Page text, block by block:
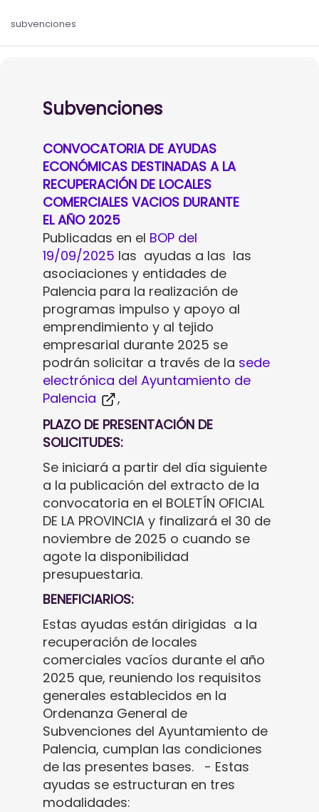
subvenciones
Subvenciones
CONVOCATORIA DE AYUDAS
ECONÓMICAS DESTINADAS A LA
RECUPERACIÓN DE LOCALES
COMERCIALES VACIOS DURANTE
EL AÑO 2025
Publicadas en el BOP del
19/09/2025 las ayudas a las las
asociaciones y entidades de
Palencia para la realización de
programas impulso y apoyo al
emprendimiento y al tejido
empresarial durante 2025 se
podrán solicitar a través de la sede
electrónica del Ayuntamiento de
Palencia
,
PLAZO DE PRESENTACIÓN DE
SOLICITUDES:
Se iniciará a partir del día siguiente
a la publicación del extracto de la
convocatoria en el BOLETÍN OFICIAL
DE LA PROVINCIA y finalizará el 30 de
noviembre de 2025 o cuando se
agote la disponibilidad
presupuestaria.
BENEFICIARIOS:
Estas ayudas están dirigidas a la
recuperación de locales
comerciales vacíos durante el año
2025 que, reuniendo los requisitos
generales establecidos en la
Ordenanza General de
Subvenciones del Ayuntamiento de
Palencia, cumplan las condiciones
de las presentes bases. - Estas
ayudas se estructuran en tres
modalidades: